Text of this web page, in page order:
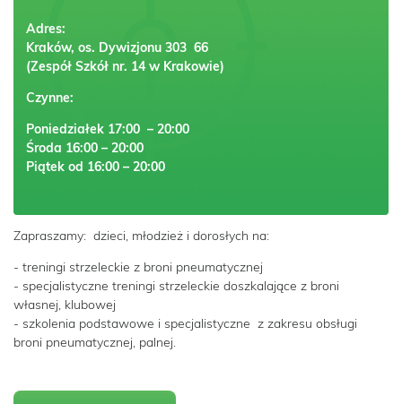
Adres:
Kraków, os. Dywizjonu 303 66
(Zespół Szkół nr. 14 w Krakowie)
Czynne:
Poniedziałek 17:00 – 20:00
Środa 16:00 – 20:00
Piątek od 16:00 – 20:00
Zapraszamy: dzieci, młodzież i dorosłych na:
- treningi strzeleckie z broni pneumatycznej
- specjalistyczne treningi strzeleckie doszkalające z broni
własnej, klubowej
- szkolenia podstawowe i specjalistyczne z zakresu obsługi
broni pneumatycznej, palnej.